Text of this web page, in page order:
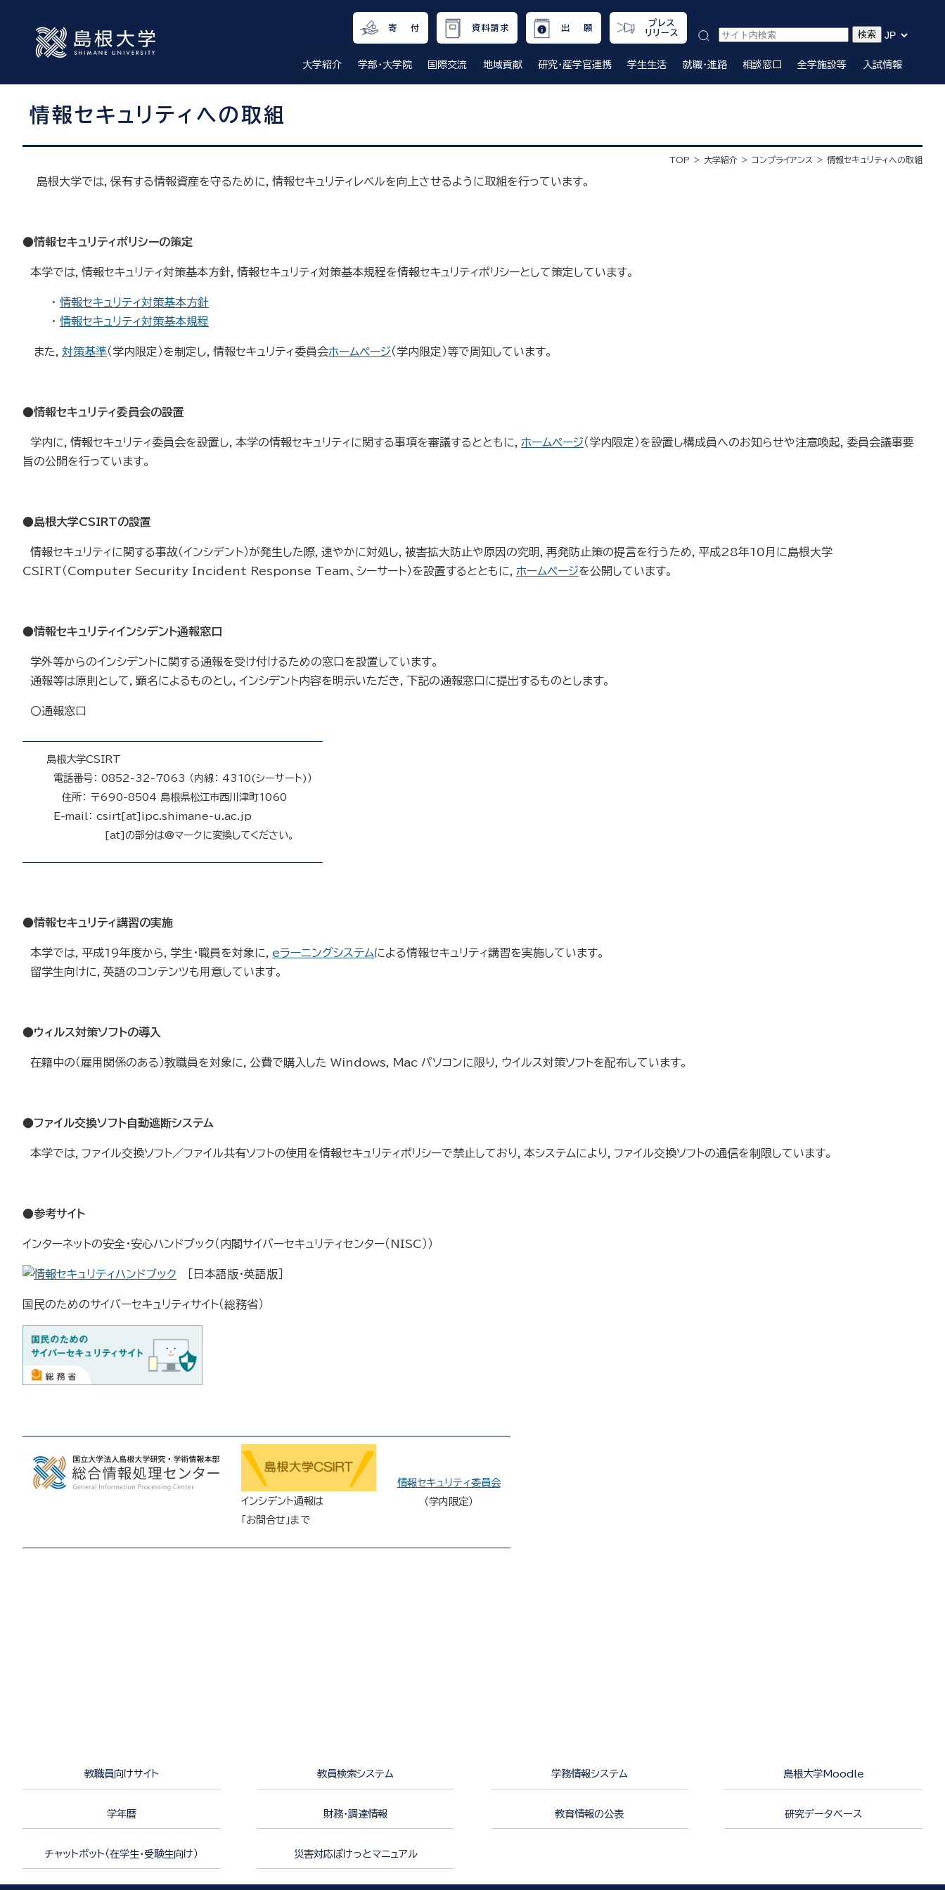
寄 付 資料請求 出 願
プレス
リリース
大学紹介 学部・大学院 国際交流 地域貢献 研究・産学官連携 学生生活 就職・進路 相談窓口 全学施設等 入試情報
情報セキュリティへの取組
TOP 大学紹介 コンプライアンス 情報セキュリティへの取組
島根大学では，保有する情報資産を守るために，情報セキュリティレベルを向上させるように取組を行っています。
●情報セキュリティポリシーの策定
本学では，情報セキュリティ対策基本方針，情報セキュリティ対策基本規程を情報セキュリティポリシーとして策定しています。
・ 情報セキュリティ対策基本方針
・ 情報セキュリティ対策基本規程
また， 対策基準（学内限定）を制定し，情報セキュリティ委員会ホームページ（学内限定）等で周知しています。
●情報セキュリティ委員会の設置
学内に，情報セキュリティ委員会を設置し，本学の情報セキュリティに関する事項を審議するとともに， ホームページ（学内限定）を設置し構成員へのお知らせや注意喚起，委員会議事要
旨の公開を行っています。
●島根大学CSIRTの設置
情報セキュリティに関する事故（インシデント）が発生した際，速やかに対処し，被害拡大防止や原因の究明，再発防止策の提言を行うため，平成28年10月に島根大学
CSIRT（Computer Security Incident Response Team、シーサート）を設置するとともに， ホームページを公開しています。
●情報セキュリティインシデント通報窓口
学外等からのインシデントに関する通報を受け付けるための窓口を設置しています。
通報等は原則として，顕名によるものとし，インシデント内容を明示いただき，下記の通報窓口に提出するものとします。
〇通報窓口
島根大学CSIRT
電話番号： 0852-32-7063 （内線： 4310(シーサート)）
住所： 〒690-8504 島根県松江市西川津町1060
E-mail： csirt[at]ipc.shimane-u.ac.jp
[at]の部分は@マークに変換してください。
●情報セキュリティ講習の実施
本学では，平成19年度から，学生・職員を対象に， eラーニングシステムによる情報セキュリティ講習を実施しています。
留学生向けに，英語のコンテンツも用意しています。
●ウィルス対策ソフトの導入
在籍中の（雇用関係のある）教職員を対象に，公費で購入した Windows, Mac パソコンに限り，ウイルス対策ソフトを配布しています。
●ファイル交換ソフト自動遮断システム
本学では，ファイル交換ソフト／ファイル共有ソフトの使用を情報セキュリティポリシーで禁止しており，本システムにより，ファイル交換ソフトの通信を制限しています。
●参考サイト
インターネットの安全・安心ハンドブック（内閣サイバーセキュリティセンター（NISC））
［日本語版・英語版］
国民のためのサイバーセキュリティサイト（総務省）
インシデント通報は
「お問合せ」まで
情報セキュリティ委員会
（学内限定）
教職員向けサイト 教員検索システム 学務情報システム 島根大学Moodle
学年暦 財務・調達情報 教育情報の公表 研究データベース
チャットボット（在学生・受験生向け） 災害対応ぽけっとマニュアル